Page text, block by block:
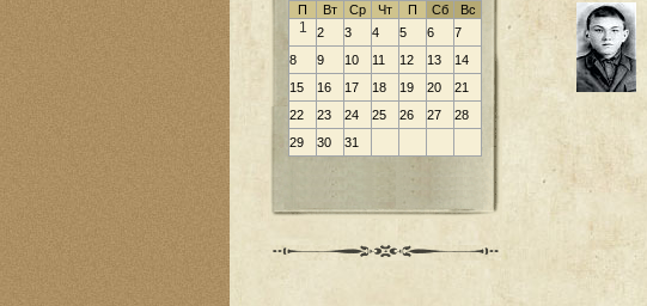
П Вт Ср Чт П Сб Вс
1 2 3 4 5 6
7
8
9 10 11 12 13
14
15
16 17 18 19 20
21
22
23 24 25 26 27
28
29
30 31